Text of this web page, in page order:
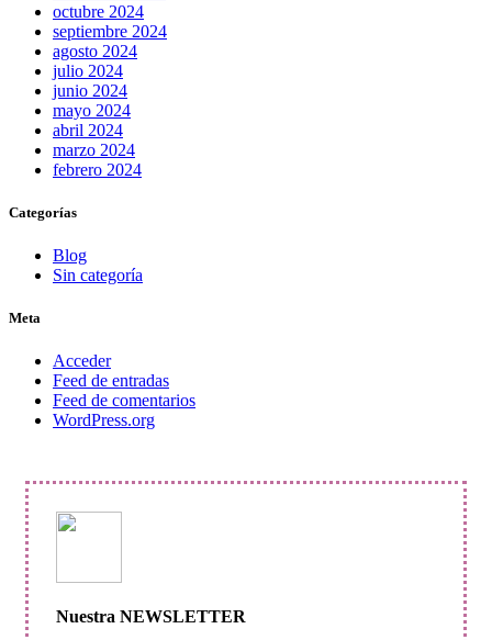
octubre 2024
septiembre 2024
agosto 2024
julio 2024
junio 2024
mayo 2024
abril 2024
marzo 2024
febrero 2024
Categorías
Blog
Sin categoría
Meta
Acceder
Feed de entradas
Feed de comentarios
WordPress.org
Nuestra NEWSLETTER